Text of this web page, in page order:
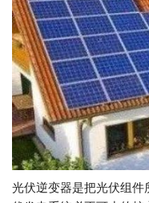
光伏逆变器是把光伏组